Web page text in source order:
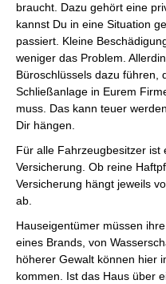
braucht. Dazu gehört eine
kannst Du in eine Situation
passiert. Kleine
weniger das Problem.
Büroschlüssels dazu führen,
Schließanlage in Eurem
muss. Das kann teuer
Dir hängen.
Für alle Fahrzeugbesitzer ist
Versicherung. Ob reine
Versicherung hängt jeweils
ab.
Hauseigentümer müssen
eines Brands, von
höherer Gewalt können hier
kommen. Ist das Haus über